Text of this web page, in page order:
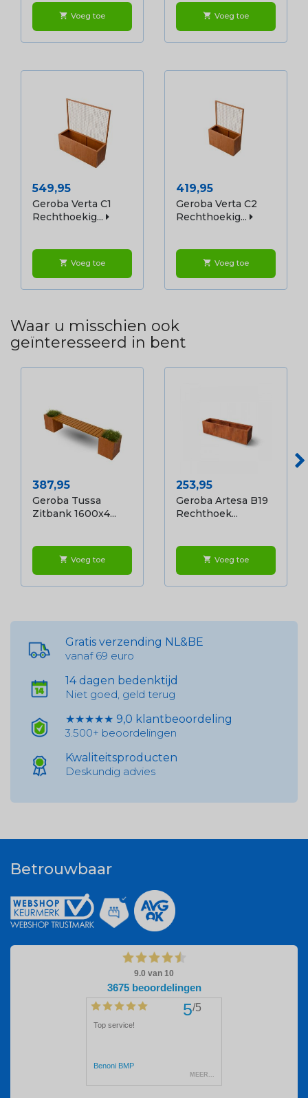
shopping_cart Voeg toe shopping_cart Voeg toe
Prijs
549,95
Geroba Verta C1
Rechthoekig...
shopping_cart Voeg toe
Prijs
419,95
Geroba Verta C2
Rechthoekig...
shopping_cart Voeg toe
Waar u misschien ook
geïnteresseerd in bent
Prijs
387,95
Geroba Tussa
Zitbank 1600x4...
shopping_cart Voeg toe
Prijs
253,95
Geroba Artesa B19
Rechthoek...
shopping_cart Voeg toe
Gratis verzending NL&BE
vanaf 69 euro
14 dagen bedenktijd
Niet goed, geld terug
★★★★★ 9,0 klantbeoordeling
3.500+ beoordelingen
Kwaliteitsproducten
Deskundig advies
Betrouwbaar